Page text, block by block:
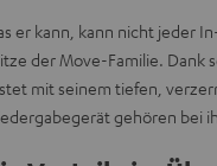
er kann, kann nicht jeder
der Move-Familie. Dank
mit seinem tiefen,
gehören bei